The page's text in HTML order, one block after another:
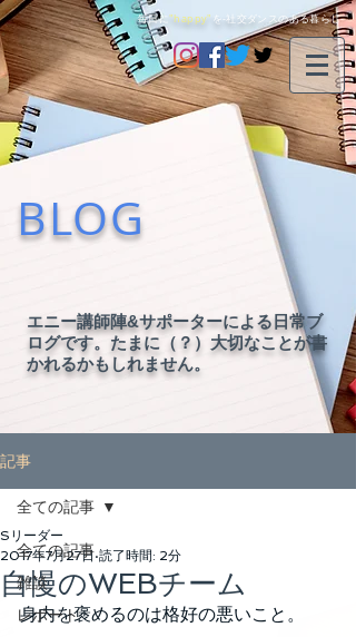
毎日に"happy" を-社交ダンスのある暮らし-
BLOG
エニー講師陣&サポーターによる日常ブ
ログです。たまに（？）大切なことが書
かれるかもしれません。
記事
全ての記事
雑談
レポート
全ての記事
自慢のWEBチーム
Sリーダー
2017年7月27日 読了時間: 2分
身内を褒めるのは格好の悪いこと。